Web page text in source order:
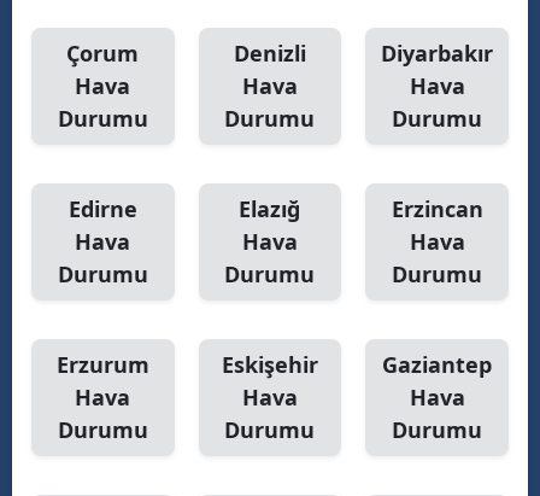
Çorum
Hava
Durumu
Denizli
Hava
Durumu
Diyarbakır
Hava
Durumu
Edirne
Hava
Durumu
Elazığ
Hava
Durumu
Erzincan
Hava
Durumu
Erzurum
Hava
Durumu
Eskişehir
Hava
Durumu
Gaziantep
Hava
Durumu